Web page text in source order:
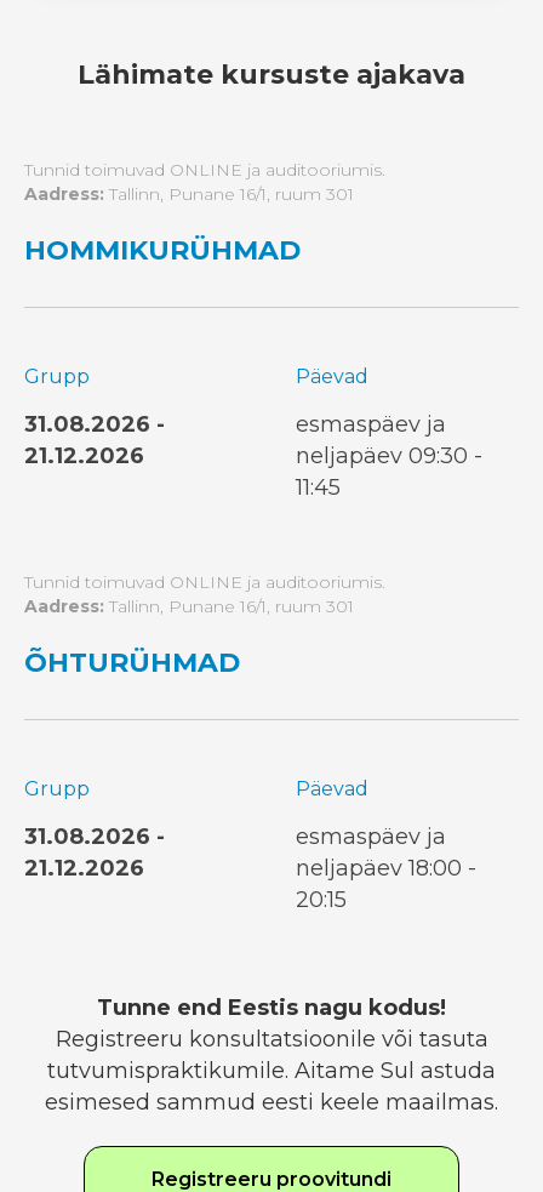
Lähimate kursuste ajakava
Tunnid toimuvad ONLINE ja auditooriumis.
Aadress: Tallinn, Punane 16/1, ruum 301
HOMMIKURÜHMAD
Grupp Päevad
31.08.2026 -
21.12.2026
esmaspäev ja
neljapäev 09:30 -
11:45
Tunnid toimuvad ONLINE ja auditooriumis.
Aadress: Tallinn, Punane 16/1, ruum 301
ÕHTURÜHMAD
Grupp Päevad
31.08.2026 -
21.12.2026
esmaspäev ja
neljapäev 18:00 -
20:15
Tunne end Eestis nagu kodus!
Registreeru konsultatsioonile või tasuta
tutvumispraktikumile. Aitame Sul astuda
esimesed sammud eesti keele maailmas.
Registreeru proovitundi